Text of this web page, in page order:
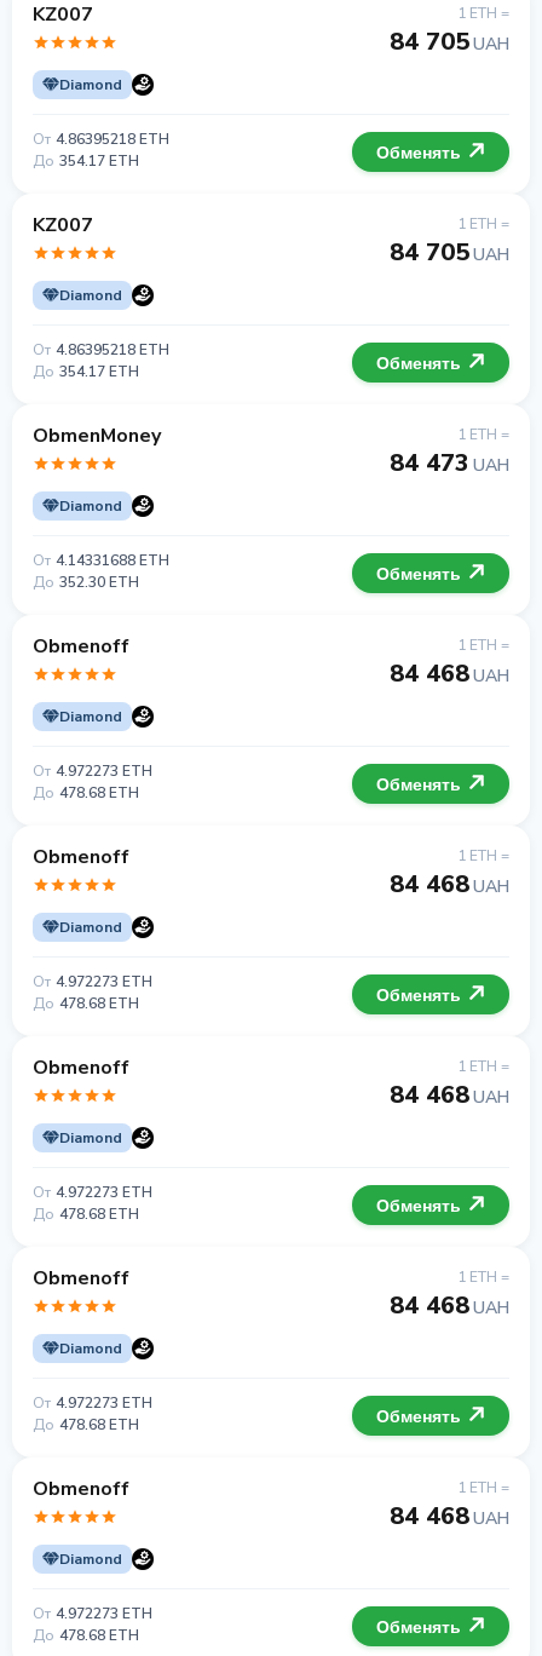
KZ007
Diamond
1 ETH =
84 705UAH
От 4.86395218 ETH
До 354.17 ETH Обменять
KZ007
Diamond
1 ETH =
84 705UAH
От 4.86395218 ETH
До 354.17 ETH Обменять
ObmenMoney
Diamond
1 ETH =
84 473 UAH
От 4.14331688 ETH
До 352.30 ETH Обменять
Obmenoff
Diamond
1 ETH =
84 468UAH
От 4.972273 ETH
До 478.68 ETH Обменять
Obmenoff
Diamond
1 ETH =
84 468UAH
От 4.972273 ETH
До 478.68 ETH Обменять
Obmenoff
Diamond
1 ETH =
84 468UAH
От 4.972273 ETH
До 478.68 ETH Обменять
Obmenoff
Diamond
1 ETH =
84 468UAH
От 4.972273 ETH
До 478.68 ETH Обменять
Obmenoff
Diamond
1 ETH =
84 468UAH
От 4.972273 ETH
До 478.68 ETH Обменять